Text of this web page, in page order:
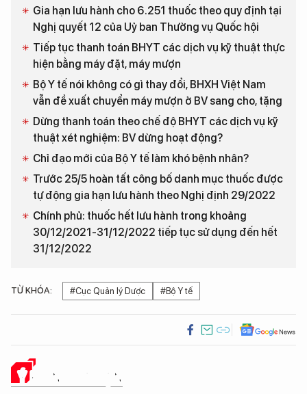
Gia hạn lưu hành cho 6.251 thuốc theo quy định tại
Nghị quyết 12 của Uỷ ban Thường vụ Quốc hội
Tiếp tục thanh toán BHYT các dịch vụ kỹ thuật thực
hiện bằng máy đặt, máy mượn
Bộ Y tế nói không có gì thay đổi, BHXH Việt Nam
vẫn đề xuất chuyển máy mượn ở BV sang cho, tặng
Dừng thanh toán theo chế độ BHYT các dịch vụ kỹ
thuật xét nghiệm: BV dừng hoạt động?
Chỉ đạo mới của Bộ Y tế làm khó bệnh nhân?
Trước 25/5 hoàn tất công bố danh mục thuốc được
tự động gia hạn lưu hành theo Nghị định 29/2022
Chính phủ: thuốc hết lưu hành trong khoảng
30/12/2021-31/12/2022 tiếp tục sử dụng đến hết
31/12/2022
TỪ KHÓA: #Cục Quản lý Dược #Bộ Y tế
Ý KIẾN CỦA BẠN